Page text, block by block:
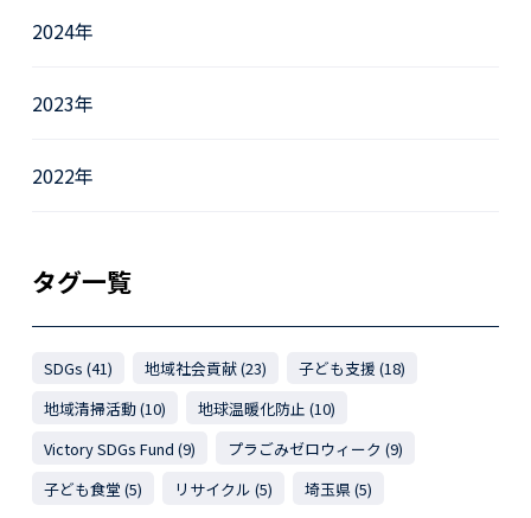
2024年
2023年
2022年
タグ一覧
SDGs (41) 地域社会貢献 (23)
子ども支援 (18)
地域清掃活動 (10)
地球温暖化防止 (10)
Victory SDGs Fund (9)
プラごみゼロウィーク (9)
子ども食堂 (5)
リサイクル (5) 埼玉県 (5)